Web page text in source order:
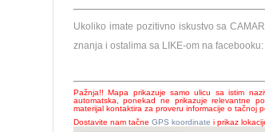
Ukoliko imate pozitivno iskustvo sa
znanja i ostalima sa LIKE-om na facebooku:
Pažnja!! Mapa prikazuje samo ulicu sa istim
automatska, ponekad ne prikazuje relevantne
materijal kontaktira za proveru informacije o tačnoj
Dostavite nam tačne GPS koordinate i prikaz